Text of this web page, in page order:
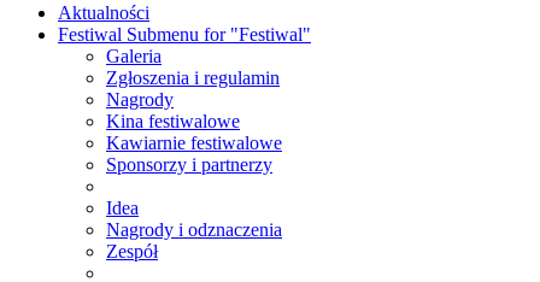
Aktualności
Festiwal Submenu for "Festiwal"
Galeria
Zgłoszenia i regulamin
Nagrody
Kina festiwalowe
Kawiarnie festiwalowe
Sponsorzy i partnerzy
Idea
Nagrody i odznaczenia
Zespół